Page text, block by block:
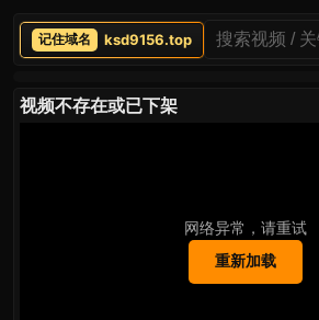
ksd9156.top
视频不存在或已下架
网络异常，请重试
重新加载